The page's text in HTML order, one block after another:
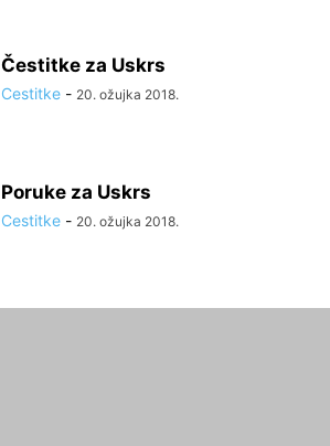
Čestitke za Uskrs
Cestitke - 20. ožujka 2018.
Poruke za Uskrs
Cestitke - 20. ožujka 2018.